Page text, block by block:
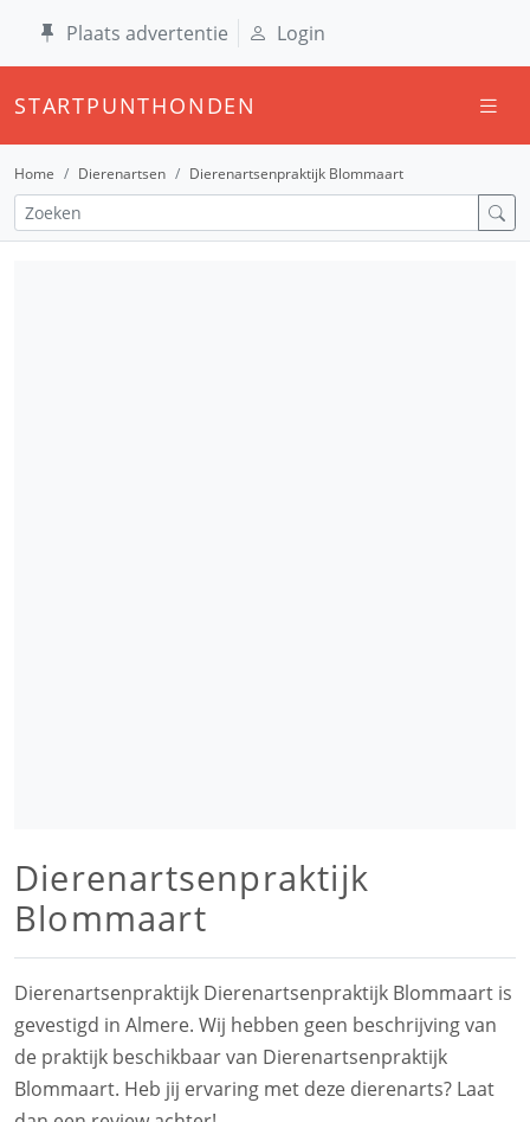
Plaats advertentie Login
STARTPUNTHONDEN
Home Dierenartsen Dierenartsenpraktijk Blommaart
Dierenartsenpraktijk
Blommaart
Dierenartsenpraktijk Dierenartsenpraktijk Blommaart is
gevestigd in Almere. Wij hebben geen beschrijving van
de praktijk beschikbaar van Dierenartsenpraktijk
Blommaart. Heb jij ervaring met deze dierenarts? Laat